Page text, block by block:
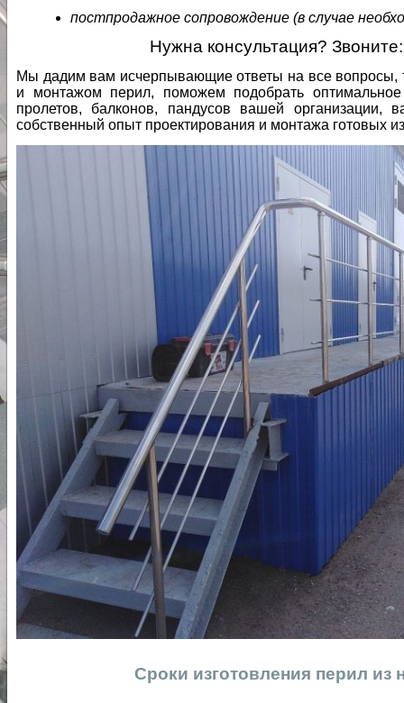
постпродажное сопровождение (в случае
Нужна консультация?
Мы дадим вам исчерпывающие ответы на все вопросы,
и монтажом перил, поможем подобрать
пролетов, балконов, пандусов вашей организации,
собственный опыт проектирования и монтажа готовых
Сроки изготовления перил